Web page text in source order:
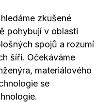
zkušené
pohybují v oblasti
spojů a rozumí
šíři. Očekáváme
materiálového
se